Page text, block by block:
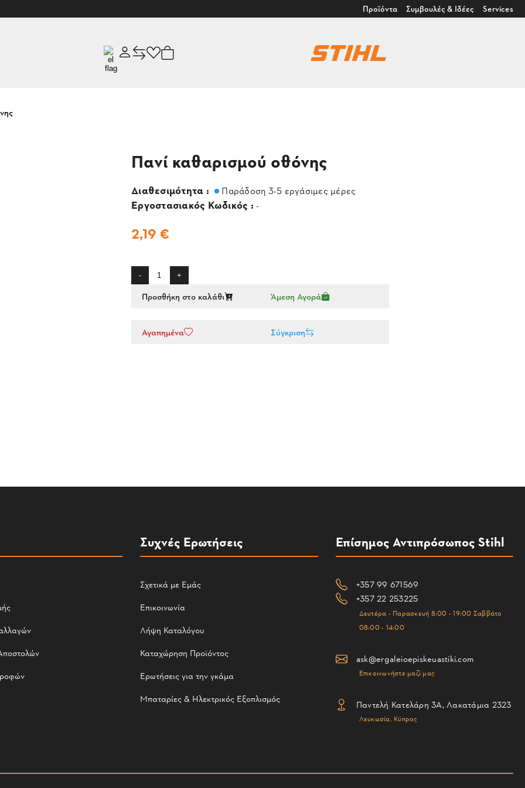
Προϊόντα Συμβουλές & Ιδέες Services
Πανί καθαρισμού οθόνης
Διαθεσιμότητα : Παράδοση 3-5 εργάσιμες μέρες
Εργοστασιακός Κωδικός : -
2,19 €
- +
Προσθήκη στο καλάθι Άμεση Αγορά
Αγαπημένα Σύγκριση
Συχνές Ερωτήσεις
Σχετικά με Εμάς
Επικοινωνία
Λήψη Καταλόγου
Καταχώρηση Προϊόντος
Ερωτήσεις για την γκάμα
Μπαταρίες & Ηλεκτρικός Εξοπλισμός
Επίσημος Αντιπρόσωπος Stihl
+357 99 671569
+357 22 253225
Δευτέρα - Παρασκευή 8:00 - 19:00 Σαββάτο
08:00 - 14:00
ask@ergaleioepiskeuastiki.com
Επικοινωνήστε μαζί μας
Παντελή Κατελάρη 3Α, Λακατάμια 2323
Λευκωσία, Κύπρος